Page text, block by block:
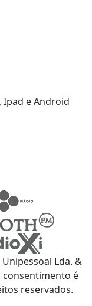
e Android
Lda. &
consentimento é
reservados.